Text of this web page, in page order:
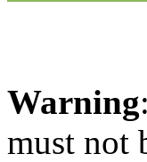
Warning
must not